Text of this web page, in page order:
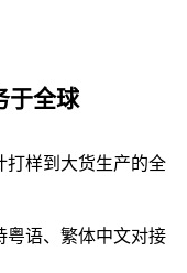
于全球
打样到大货生产的全
粤语、繁体中文对接